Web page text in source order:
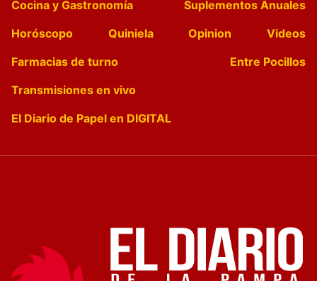
Cocina y Gastronomía
Suplementos Anuales
Horóscopo
Quiniela Opinion
Videos
Farmacias de turno
Entre Pocillos
Transmisiones en vivo
El Diario de Papel en DIGITAL